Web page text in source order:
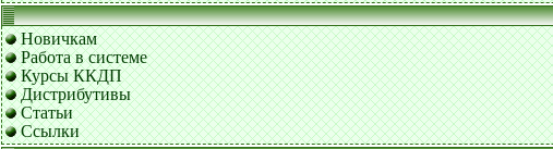
Новичкам
Работа в системе
Курсы ККДП
Дистрибутивы
Статьи
Ссылки